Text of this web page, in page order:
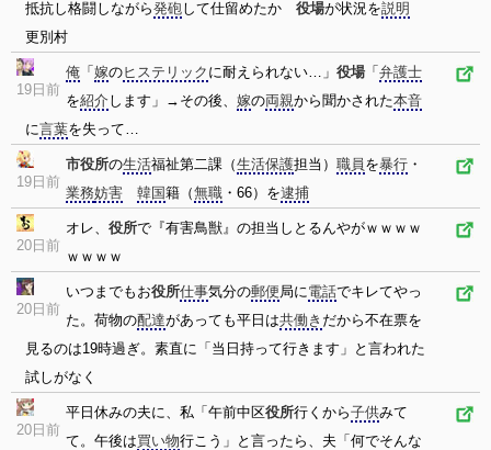
抵抗し格闘しながら発砲して仕留めたか 役場が状況を説明
更別村
19日前
俺 「 嫁のヒステリック に耐えられない…」 役場「 弁護士
を紹介します」→その後、 嫁の両親から聞かされた本音
に言葉を失って…
19日前
市役所の生活福祉第二課（生活保護担当） 職員 を暴行 ・
業務妨害 韓国籍（無職 ・66）を逮捕
20日前
オレ、 役所で『有害鳥獣』の担当しとるんやがｗｗｗｗ
ｗｗｗｗ
20日前
いつまでもお役所仕事気分の郵便局に電話でキレてやっ
た。荷物の配達があっても平日は共働き だから不在票を
見るのは19時過ぎ。素直に「当日持って行きます」と言われた
試しがなく
20日前
平日休みの夫に、私「午前中区役所行くから子供みて
て。午後は買い物行こう」と言ったら、夫「何でそんな